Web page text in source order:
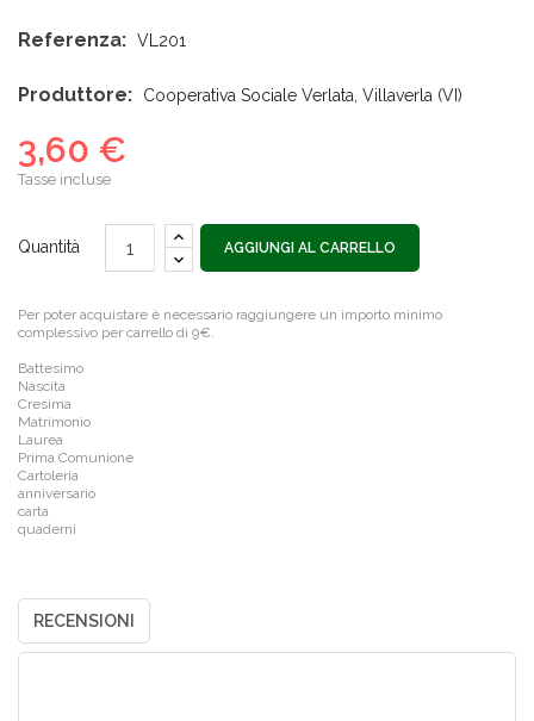
Referenza: VL201
Produttore: Cooperativa Sociale Verlata, Villaverla (VI)
3,60 €
Tasse incluse
Quantità AGGIUNGI AL CARRELLO
Per poter acquistare è necessario raggiungere un importo minimo
complessivo per carrello di 9€.
Battesimo
Nascita
Cresima
Matrimonio
Laurea
Prima Comunione
Cartoleria
anniversario
carta
quaderni
RECENSIONI